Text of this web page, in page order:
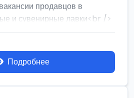
продавцов в
и сувенирные лавки<br />
м...
Подробнее